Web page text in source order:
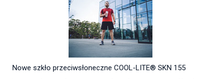
Nowe szkło przeciwsłoneczne COOL-LITE® SKN 155